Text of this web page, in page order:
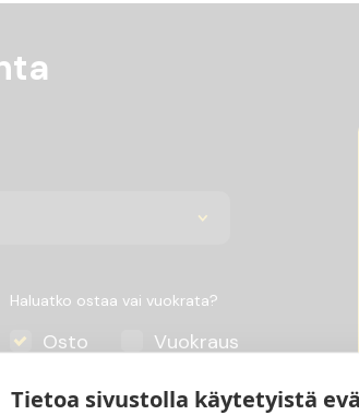
Tietoa sivustolla käytetyistä
Haluatko ostaa vai vuokrata?
Osto Vuokraus